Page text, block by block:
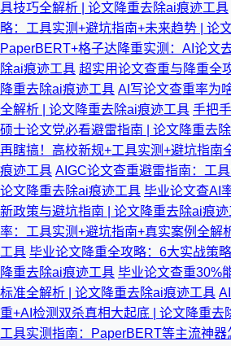
具技巧全解析 | 论文降重去除ai痕迹工具
略：工具实测+避坑指南+未来趋势 | 论
PaperBERT+格子达降重实测：AI论文
除ai痕迹工具 超实用论文查重与降重全
降重去除ai痕迹工具 AI写论文查重率为
全解析 | 论文降重去除ai痕迹工具 手把
硕士论文党必看避雷指南 | 论文降重去
再瞎搞！高校新规+工具实测+避坑指南
痕迹工具 AIGC论文查重避雷指南：工
论文降重去除ai痕迹工具 毕业论文查AI
新政策与避坑指南 | 论文降重去除ai痕
率：工具实测+避坑指南+真实案例全解
工具 毕业论文降重全攻略：6大实战策
降重去除ai痕迹工具 毕业论文查重30%
标准全解析 | 论文降重去除ai痕迹工具
重+AI检测双杀真相大起底 | 论文降重去
工具实测指南：PaperBERT等主流神